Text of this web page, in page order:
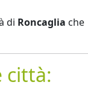
di Roncaglia che
città: